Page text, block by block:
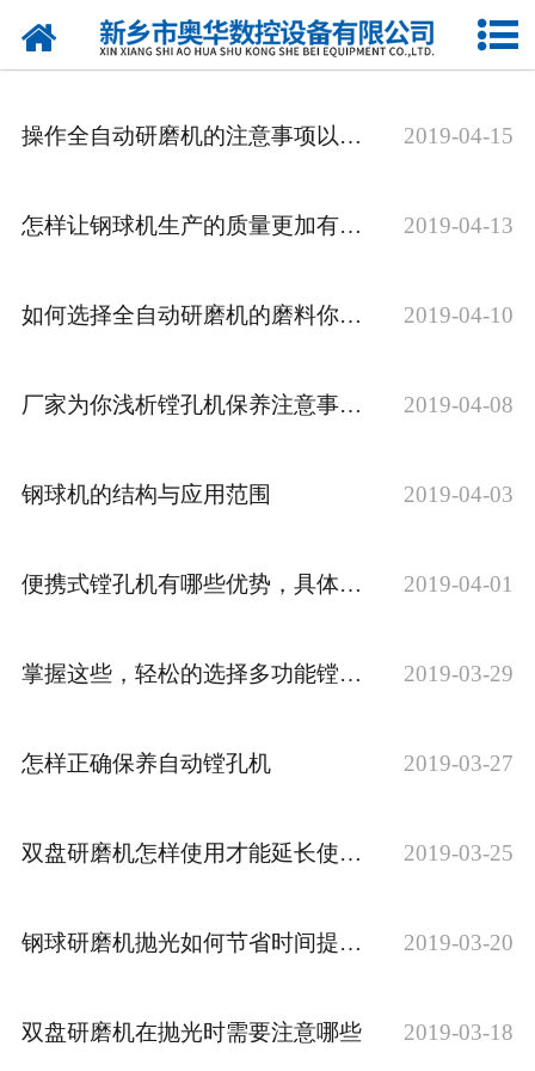
网站首页
新闻中心
关于我们
人才招聘
操作全自动研磨机的注意事项以及好处讲解 2019-04-15
怎样让钢球机生产的质量更加有保证 2019-04-13
如何选择全自动研磨机的磨料你清楚吗？ 2019-04-10
厂家为你浅析镗孔机保养注意事项有哪些 2019-04-08
钢球机的结构与应用范围 2019-04-03
便携式镗孔机有哪些优势，具体表现在哪里？ 2019-04-01
掌握这些，轻松的选择多功能镗孔机 2019-03-29
怎样正确保养自动镗孔机 2019-03-27
双盘研磨机怎样使用才能延长使用时间 2019-03-25
钢球研磨机抛光如何节省时间提高质量？ 2019-03-20
双盘研磨机在抛光时需要注意哪些 2019-03-18